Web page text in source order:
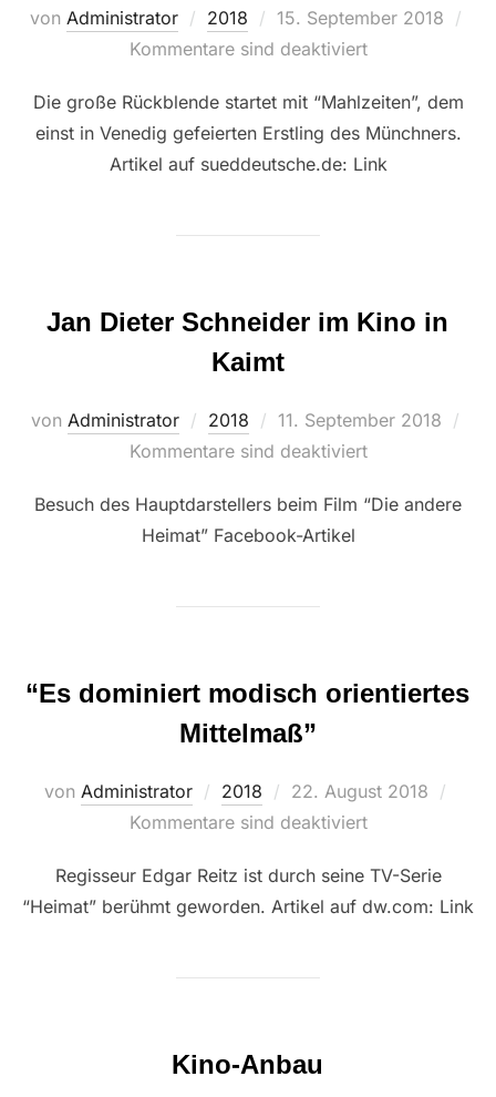
von Administrator 2018
Veröffentlicht
am
15. September 2018
Kommentare sind deaktiviert
Die große Rückblende startet mit “Mahlzeiten”, dem
einst in Venedig gefeierten Erstling des Münchners.
Artikel auf sueddeutsche.de: Link
Jan Dieter Schneider im Kino in
Kaimt
von Administrator 2018
Veröffentlicht
am
11. September 2018
Kommentare sind deaktiviert
Besuch des Hauptdarstellers beim Film “Die andere
Heimat” Facebook-Artikel
“Es dominiert modisch orientiertes
Mittelmaß”
von Administrator 2018
Veröffentlicht
am
22. August 2018
Kommentare sind deaktiviert
Regisseur Edgar Reitz ist durch seine TV-Serie
“Heimat” berühmt geworden. Artikel auf dw.com: Link
Kino-Anbau